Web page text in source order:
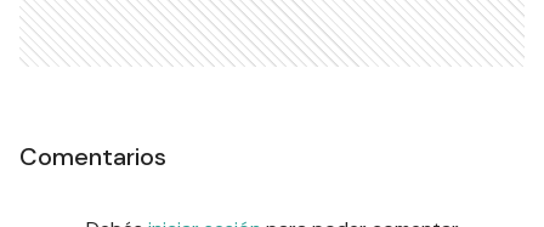
Comentarios